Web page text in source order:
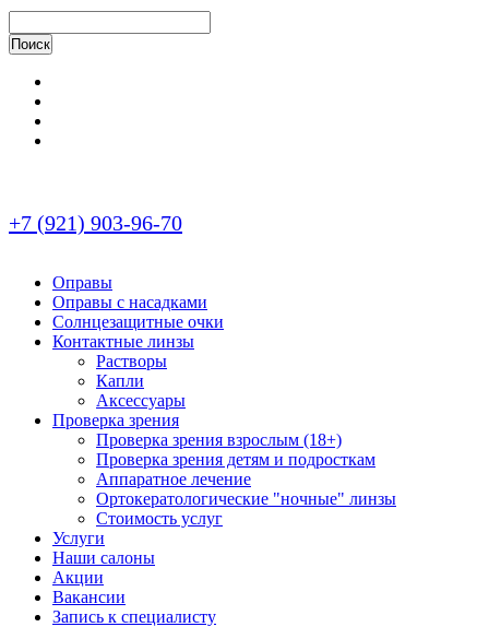
+7 (921) 903-96-70
Оправы
Оправы с насадками
Солнцезащитные очки
Контактные линзы
Растворы
Капли
Аксессуары
Проверка зрения
Проверка зрения взрослым (18+)
Проверка зрения детям и подросткам
Аппаратное лечение
Ортокератологические "ночные" линзы
Стоимость услуг
Услуги
Наши салоны
Акции
Вакансии
Запись к специалисту